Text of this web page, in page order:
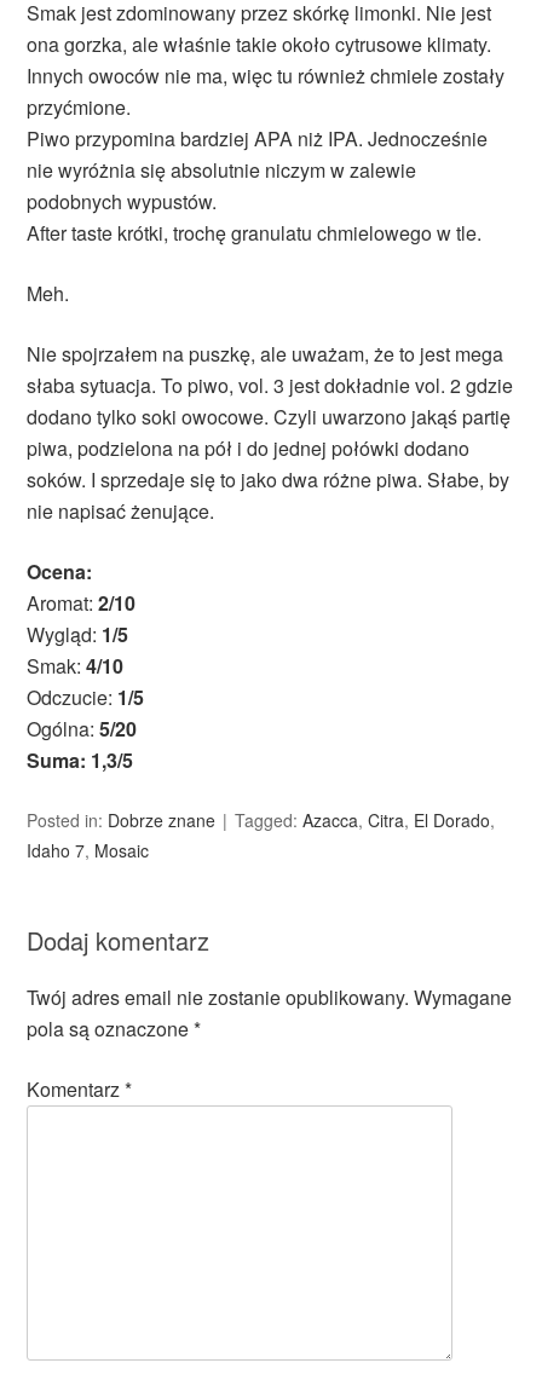
Smak jest zdominowany przez skórkę limonki. Nie jest
ona gorzka, ale właśnie takie około cytrusowe klimaty.
Innych owoców nie ma, więc tu również chmiele zostały
przyćmione.
Piwo przypomina bardziej APA niż IPA. Jednocześnie
nie wyróżnia się absolutnie niczym w zalewie
podobnych wypustów.
After taste krótki, trochę granulatu chmielowego w tle.
Meh.
Nie spojrzałem na puszkę, ale uważam, że to jest mega
słaba sytuacja. To piwo, vol. 3 jest dokładnie vol. 2 gdzie
dodano tylko soki owocowe. Czyli uwarzono jakąś partię
piwa, podzielona na pół i do jednej połówki dodano
soków. I sprzedaje się to jako dwa różne piwa. Słabe, by
nie napisać żenujące.
Ocena:
Aromat:2/10
Wygląd: 1/5
Smak:4/10
Odczucie: 1/5
Ogólna:5/20
Suma: 1,3/5
Posted in: Dobrze znane Tagged:Azacca,Citra, El Dorado,
Idaho 7, Mosaic
Dodaj komentarz
Twój adres email nie zostanie opublikowany. Wymagane
pola są oznaczone*
Komentarz*